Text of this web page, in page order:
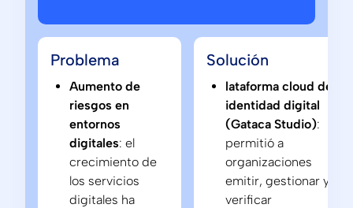
Problema
Aumento de
riesgos en
entornos
digitales: el
crecimiento de
los servicios
digitales ha
Solución
lataforma cloud de
identidad digital
(Gataca Studio):
permitió a
organizaciones
emitir, gestionar y
verificar